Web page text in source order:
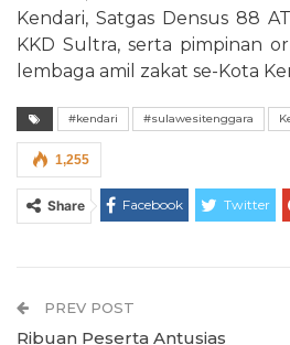
Kendari, Satgas Densus 88
KKD Sultra, serta pimpinan
lembaga amil zakat se-Kota
#kendari #sulawesitenggara
1,255
Share Facebook Twitter
PREV POST
Ribuan Peserta Antusias